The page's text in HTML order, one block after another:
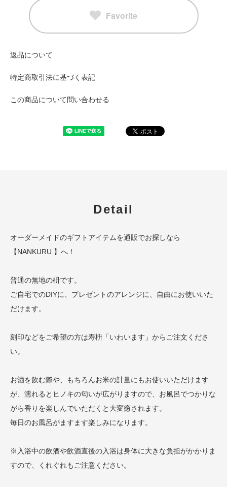
Favorite
返品について
特定商取引法に基づく表記
この商品について問い合わせる
Detail
オーダーメイドのギフトアイテムを通販でお探しなら
【NANKURU 】へ！
普通の無地の枡です。
ご自宅でのDIYに、プレゼントのアレンジに、自由にお使いいた
だけます。
刻印などをご希望の方は寿枡「いわいます」からご注文くださ
い。
お酒を飲む際や、もちろんお米の計量にもお使いいただけます
が、濡れるとヒノキの匂いが広がりますので、お風呂でつかりな
がら香りを楽しんでいただくと大変癒されます。
毎日のお風呂がますます楽しみになります。
※入浴中の飲酒や飲酒直後の入浴は身体に大きな負担がかかりま
すので、くれぐれもご注意ください。